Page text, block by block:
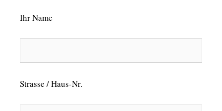
Ihr Name
Strasse / Haus-Nr.